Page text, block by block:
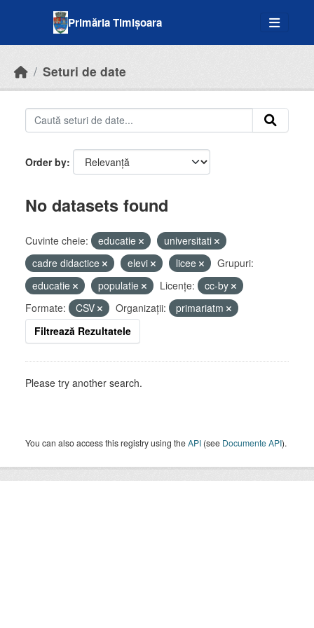
Primăria Timișoara
Seturi de date
Order by
No datasets found
Cuvinte cheie: educatie
universitati
cadre didactice
elevi licee
Grupuri:
educatie
populatie Licenţe:
cc-by
Formate:
CSV Organizații:
primariatm
Filtrează Rezultatele
Please try another search.
You can also access this registry using theAPI (see Documente API).